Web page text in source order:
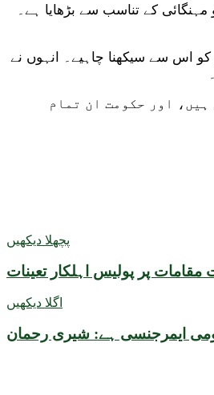
کے تناسب سے بڑھایا ہے۔
کو اس سے سیکھنا چاہیے۔ انہوں نے
اور حکومت ان تمام
پچھلا دیکھیں
پر پولیس اہلکار تعینات
اگلا دیکھیں
ایمرجنسی ہے: شیری رحمان